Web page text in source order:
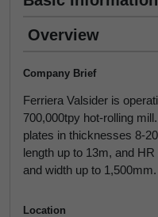
Overview
Company Brief
Ferriera Valsider is
700,000tpy hot-rolling
plates in thicknesses 8-
length up to 13m, and
and width up to 1,500mm.
Location